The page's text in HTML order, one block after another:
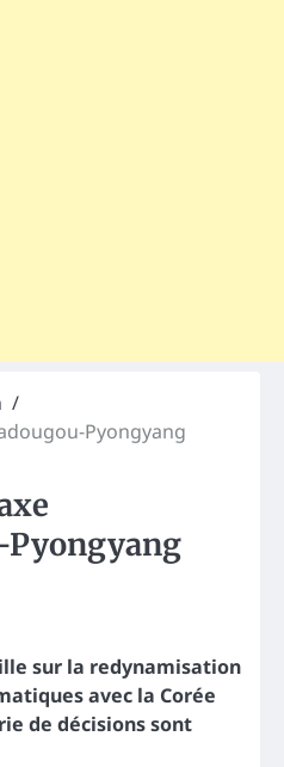
Pyongyang
Pyongyang
sur la redynamisation
avec la Corée
de décisions sont